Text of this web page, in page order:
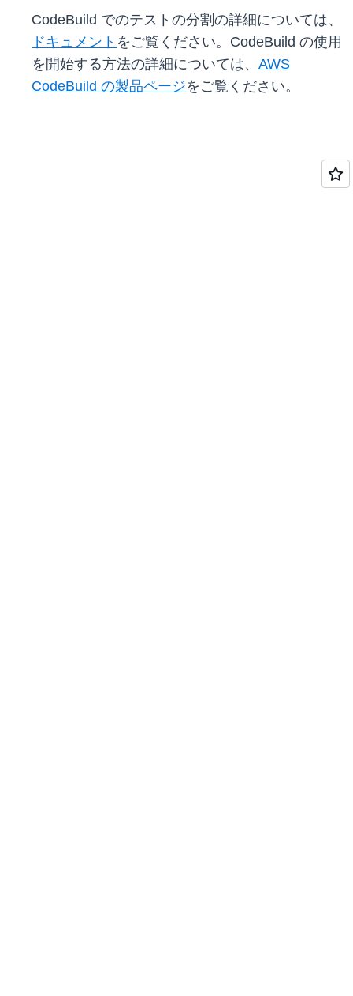
CodeBuild でのテストの分割の詳細については、
ドキュメント をご覧ください。CodeBuild の使用
を開始する方法の詳細については、 AWS
CodeBuild の製品ページをご覧ください。